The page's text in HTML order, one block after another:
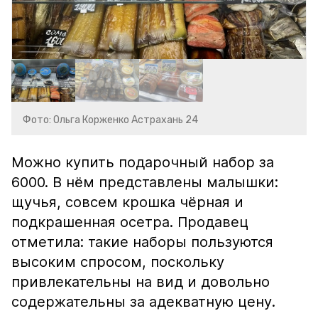
Фото: Ольга Корженко Астрахань 24
Можно купить подарочный набор за
6000. В нём представлены малышки:
щучья, совсем крошка чёрная и
подкрашенная осетра. Продавец
отметила: такие наборы пользуются
высоким спросом, поскольку
привлекательны на вид и довольно
содержательны за адекватную цену.